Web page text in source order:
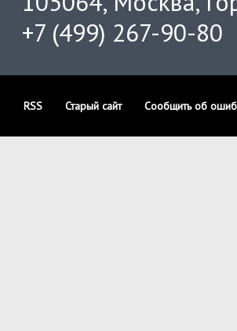
+7 (499) 267-90-80
RSS Старый сайт Сообщить об